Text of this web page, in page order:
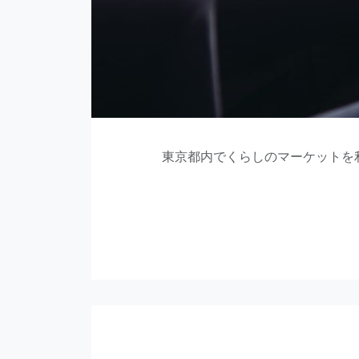
東京都内でくらしのマーケット